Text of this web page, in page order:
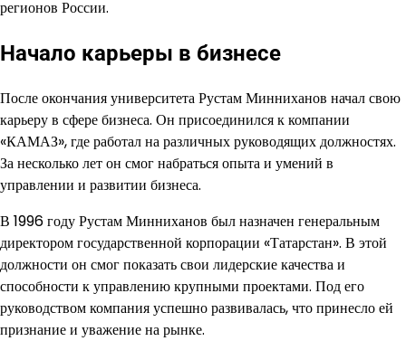
регионов России.
Начало карьеры в бизнесе
После окончания университета Рустам Минниханов начал свою
карьеру в сфере бизнеса. Он присоединился к компании
«КАМАЗ», где работал на различных руководящих должностях.
За несколько лет он смог набраться опыта и умений в
управлении и развитии бизнеса.
В 1996 году Рустам Минниханов был назначен генеральным
директором государственной корпорации «Татарстан». В этой
должности он смог показать свои лидерские качества и
способности к управлению крупными проектами. Под его
руководством компания успешно развивалась, что принесло ей
признание и уважение на рынке.